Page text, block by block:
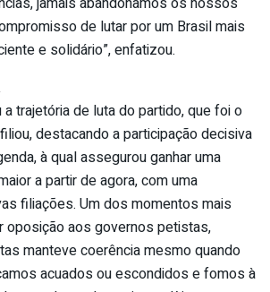
de lutar por um Brasil mais
e solidário”, enfatizou.
trajetória de luta do partido, que foi o
destacando a participação decisiva
à qual assegurou ganhar uma
a partir de agora, com uma
filiações. Um dos momentos mais
aos governos petistas,
manteve coerência mesmo quando
acuados ou escondidos e fomos à